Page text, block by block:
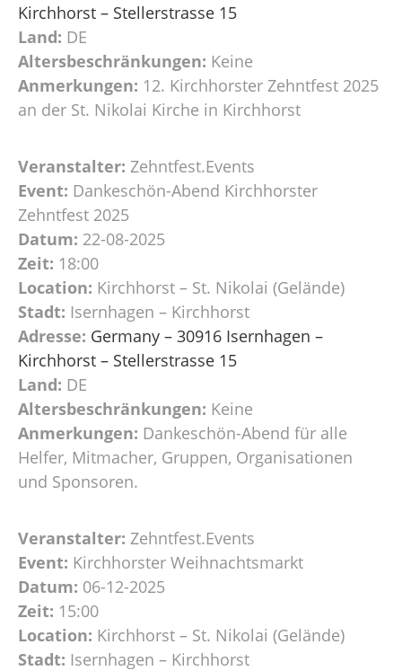
Kirchhorst – Stellerstrasse 15
Land: DE
Altersbeschränkungen: Keine
Anmerkungen: 12. Kirchhorster Zehntfest 2025
an der St. Nikolai Kirche in Kirchhorst
Veranstalter: Zehntfest.Events
Event: Dankeschön-Abend Kirchhorster
Zehntfest 2025
Datum: 22-08-2025
Zeit: 18:00
Location: Kirchhorst – St. Nikolai (Gelände)
Stadt: Isernhagen – Kirchhorst
Adresse: Germany – 30916 Isernhagen –
Kirchhorst – Stellerstrasse 15
Land: DE
Altersbeschränkungen: Keine
Anmerkungen: Dankeschön-Abend für alle
Helfer, Mitmacher, Gruppen, Organisationen
und Sponsoren.
Veranstalter: Zehntfest.Events
Event: Kirchhorster Weihnachtsmarkt
Datum: 06-12-2025
Zeit: 15:00
Location: Kirchhorst – St. Nikolai (Gelände)
Stadt: Isernhagen – Kirchhorst